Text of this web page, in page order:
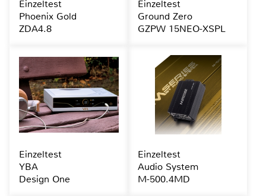
Einzeltest
Phoenix Gold
ZDA4.8
Einzeltest
Ground Zero
GZPW 15NEO-XSPL
Einzeltest
YBA
Design One
Einzeltest
Audio System
M-500.4MD